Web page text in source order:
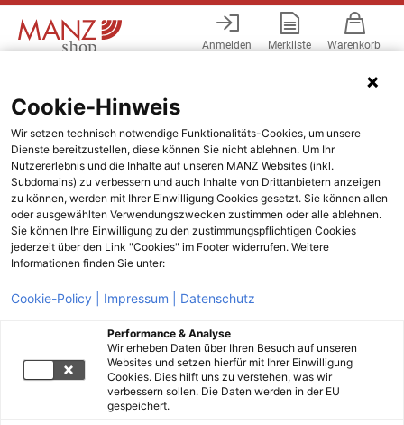
Anmelden Merkliste Warenkorb
Cookie-Hinweis
Wir setzen technisch notwendige Funktionalitäts-Cookies, um unsere
Dienste bereitzustellen, diese können Sie nicht ablehnen. Um Ihr
Nutzererlebnis und die Inhalte auf unseren MANZ Websites (inkl.
Subdomains) zu verbessern und auch Inhalte von Drittanbietern anzeigen
zu können, werden mit Ihrer Einwilligung Cookies gesetzt. Sie können allen
oder ausgewählten Verwendungszwecken zustimmen oder alle ablehnen.
Sie können Ihre Einwilligung zu den zustimmungspflichtigen Cookies
jederzeit über den Link "Cookies" im Footer widerrufen. Weitere
Informationen finden Sie unter:
Cookie-Policy | Impressum | Datenschutz
Performance & Analyse
Wir erheben Daten über Ihren Besuch auf unseren
Websites und setzen hierfür mit Ihrer Einwilligung
Cookies. Dies hilft uns zu verstehen, was wir
verbessern sollen. Die Daten werden in der EU
gespeichert.